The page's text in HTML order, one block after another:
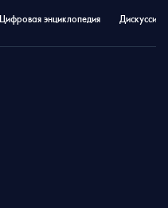
Цифровая энциклопедия